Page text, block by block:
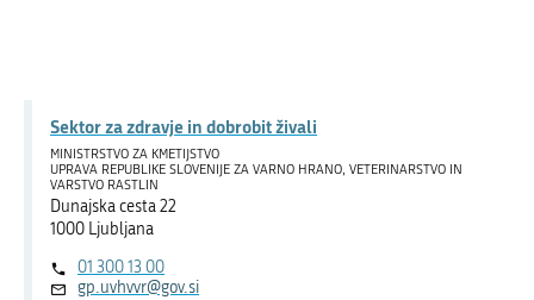
Sektor za zdravje in dobrobit živali
MINISTRSTVO ZA KMETIJSTVO
UPRAVA REPUBLIKE SLOVENIJE ZA VARNO HRANO, VETERINARSTVO IN
VARSTVO RASTLIN
Dunajska cesta 22
1000 Ljubljana
01 300 13 00
gp.uvhvvr@gov.si